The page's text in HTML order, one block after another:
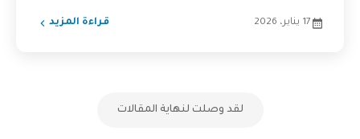
17 يناير، 2026 قراءة المزيد
لقد وصلت لنهاية المقالات